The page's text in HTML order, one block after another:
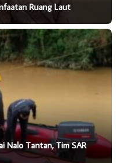
Ruang Laut
Nalo Tantan, Tim SAR